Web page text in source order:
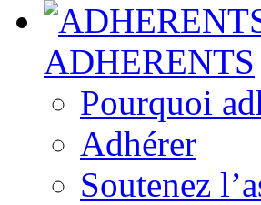
ADHERENTS
Pourquoi
Adhérer
Soutenez